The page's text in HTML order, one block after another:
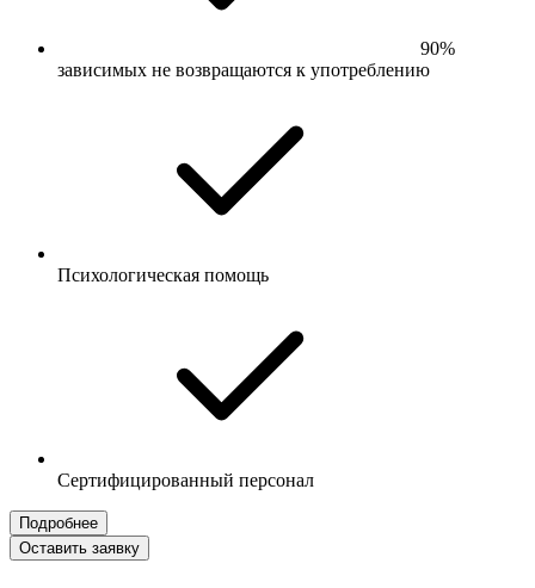
90%
зависимых не возвращаются к употреблению
Психологическая помощь
Сертифицированный персонал
Подробнее
Оставить заявку